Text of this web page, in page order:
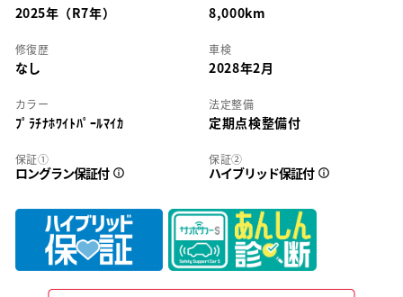
2025年（R7年） 8,000km
修復歴
なし
車検
2028年2月
カラー
ﾌﾟﾗﾁﾅﾎﾜｲﾄﾊﾟｰﾙﾏｲｶ
法定整備
定期点検整備付
保証①
ロングラン保証付
保証②
ハイブリッド保証付